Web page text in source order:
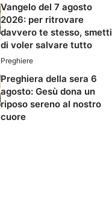
Vangelo del 7 agosto
2026: per ritrovare
davvero te stesso, smetti
di voler salvare tutto
Preghiere
Preghiera della sera 6
agosto: Gesù dona un
riposo sereno al nostro
cuore